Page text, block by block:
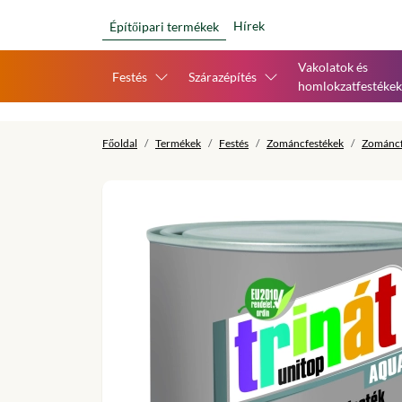
Építőipari termékek Hírek
Festés Szárazépítés
Vakolatok és
homlokzatfestékek
Főoldal Termékek Festés Zománcfestékek